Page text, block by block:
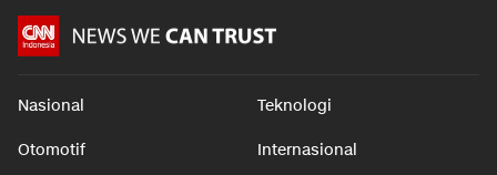
Nasional Teknologi
Otomotif Internasional